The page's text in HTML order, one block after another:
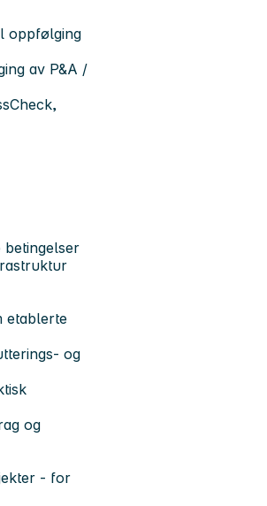
oppfølging
av P&A /
betingelser
etablerte
og
og
- for